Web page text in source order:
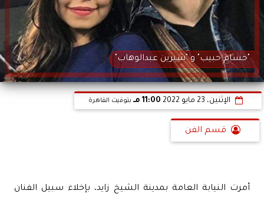
"حسام حبيب" و "شيرين عبدالوهاب"
الإثنين، 23 مايو 2022 11:00 مـ بتوقيت القاهرة
قسم الفن
أمرت النيابة العامة بمدينة الشيخ زايد، بإخلاء سبيل الفنان